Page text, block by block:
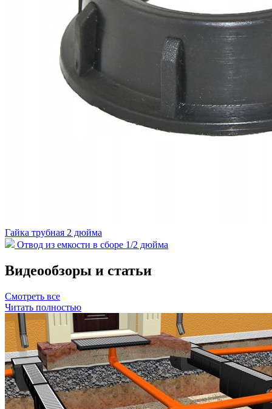
Гайка трубная 2 дюйма
Отвод из емкости в сборе 1/2 дюйма
Видеообзоры и статьи
Смотреть все
Читать полностью